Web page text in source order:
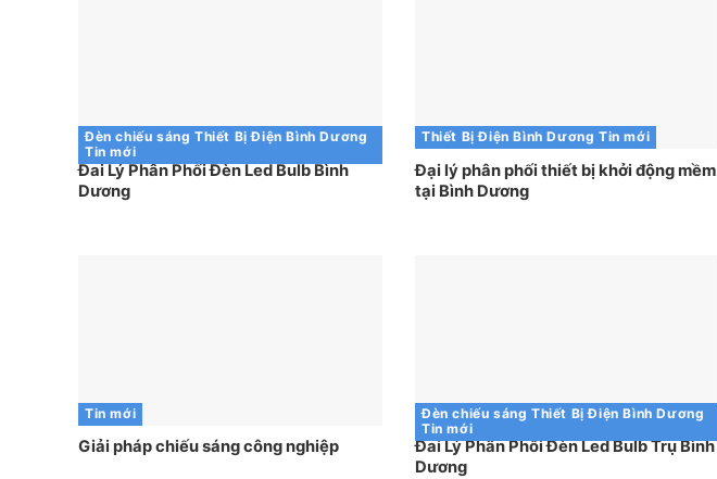
Đèn chiếu sáng Thiết Bị Điện Bình Dương
Tin mới
Đai Lý Phân Phối Đèn Led Bulb Bình
Dương
Thiết Bị Điện Bình Dương Tin mới
Đại lý phân phối thiết bị khởi động mềm
tại Bình Dương
Tin mới
Giải pháp chiếu sáng công nghiệp
Đèn chiếu sáng Thiết Bị Điện Bình Dương
Tin mới
Đai Lý Phân Phối Đèn Led Bulb Trụ Bình
Dương